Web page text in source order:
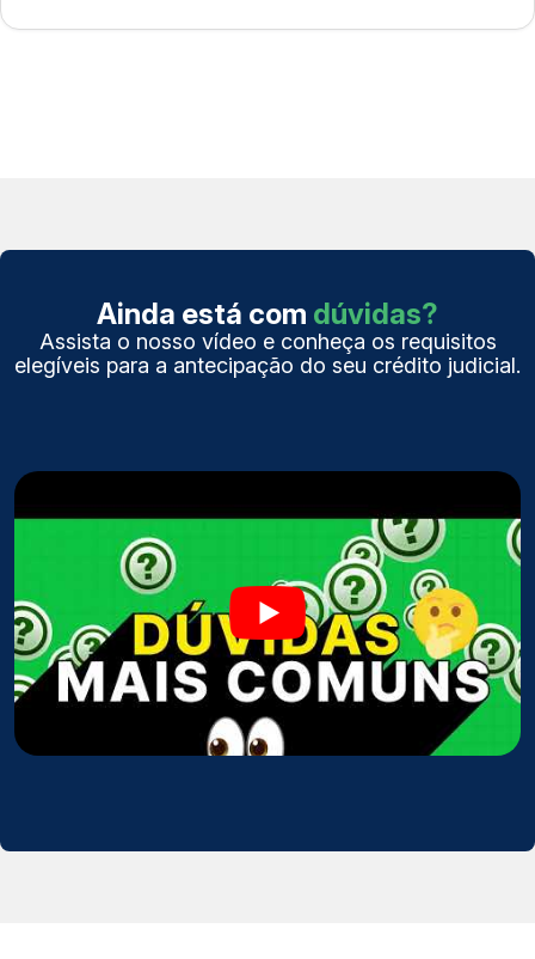
Ainda está com dúvidas?
Assista o nosso vídeo e conheça os requisitos
elegíveis para a antecipação do seu crédito judicial.